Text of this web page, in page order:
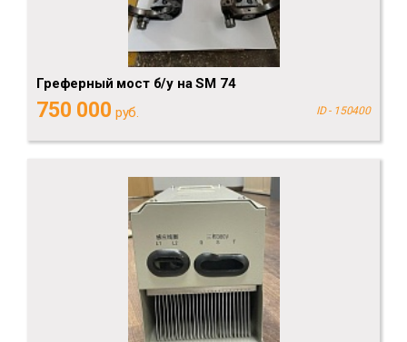
Греферный мост б/у на SM 74
750 000 руб. ID - 150400